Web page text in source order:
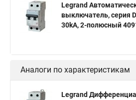
Legrand
выключатель, серия
30kA, 2-полюсный
Аналоги по характеристикам
Legrand